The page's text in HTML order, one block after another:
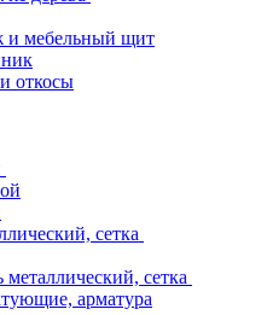
и мебельный щит
откосы
сетка
сетка
арматура